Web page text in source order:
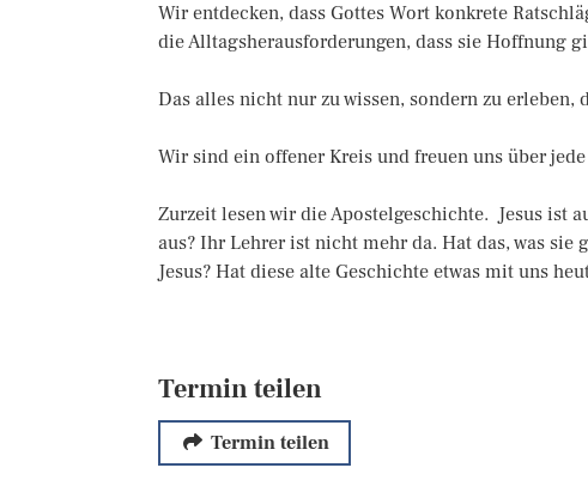
Wir entdecken, dass Gottes Wort konkrete
die Alltagsherausforderungen, dass sie Hoffnung
Das alles nicht nur zu wissen, sondern zu erleben,
Wir sind ein offener Kreis und freuen uns über
Zurzeit lesen wir die Apostelgeschichte. Jesus ist
aus? Ihr Lehrer ist nicht mehr da. Hat das, was
Jesus? Hat diese alte Geschichte etwas mit uns
Termin teilen
Termin teilen